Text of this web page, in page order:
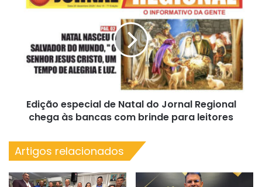
especial
Jornal
Regional
bancas
para
leitores
Edição especial de Natal do Jornal Regional
chega às bancas com brinde para leitores
Artigos relacionados